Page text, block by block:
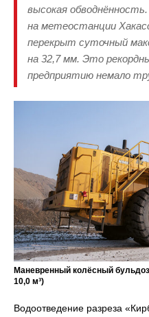
высокая
на метеостанции
перекрыт суточный
на 32,7 мм. Это
предприятию немало
Маневренный колёсный
10,0 м³)
Водоотведение разреза